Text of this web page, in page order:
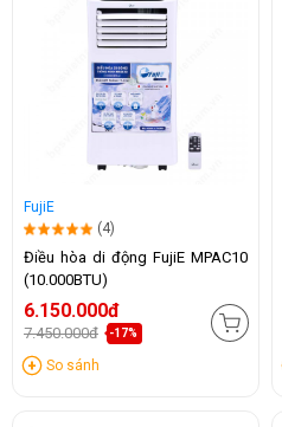
FujiE
(4)
Điều hòa di động FujiE MPAC10
(10.000BTU)
6.150.000đ
7.450.000đ -17%
So sánh